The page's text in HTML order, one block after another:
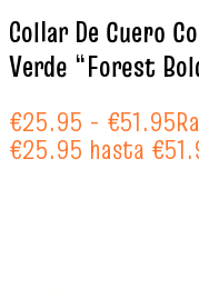
Collar De Cuero
Verde “Forest
€25.95 - €51.95
€25.95 hasta